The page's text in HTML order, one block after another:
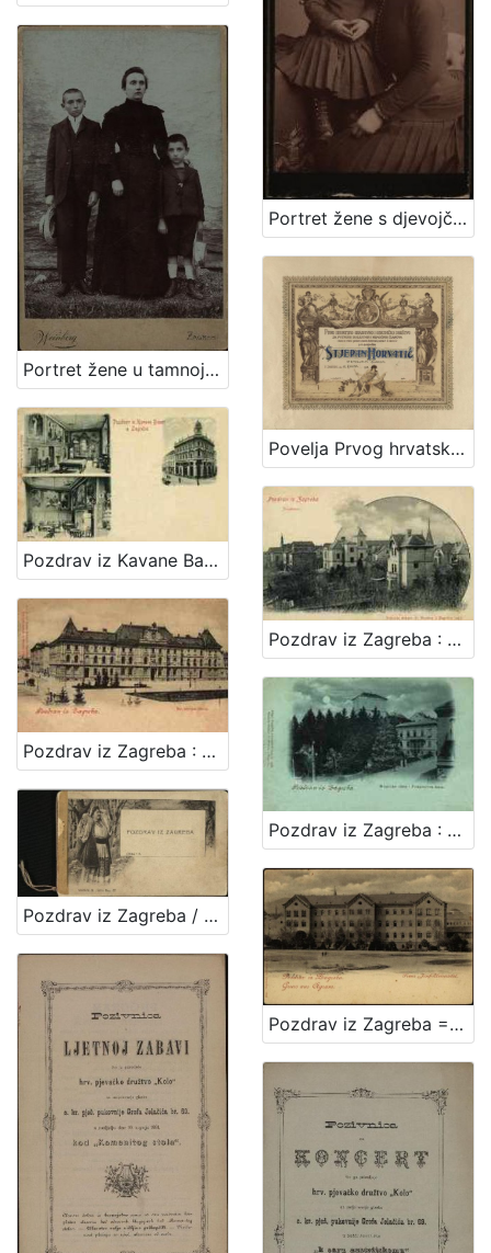
Portret žene s djevojčicom / [Gjuro Varga] ; [izradio fotografski atelier] G. & I. Varga
Portret žene u tamnoj haljini s dva dječaka / Weinberg ; [izradio] Atelier M. Weinberg
Povelja Prvog hrvatskog gradjevnog i obrtničkog društva za potporu bolestnih i nemoćnih članova
Pozdrav iz Kavane Bauer u Zagrebu
Pozdrav iz Zagreba : Josipovac
Pozdrav iz Zagreba : Kr. obrtna škola
Pozdrav iz Zagreba : Mesnička ulica i Pongračeva kuća
Pozdrav iz Zagreba / R. Mosinger, Zagreb
Pozdrav iz Zagreba = Gruss aus Agram : Franz Josef Universität